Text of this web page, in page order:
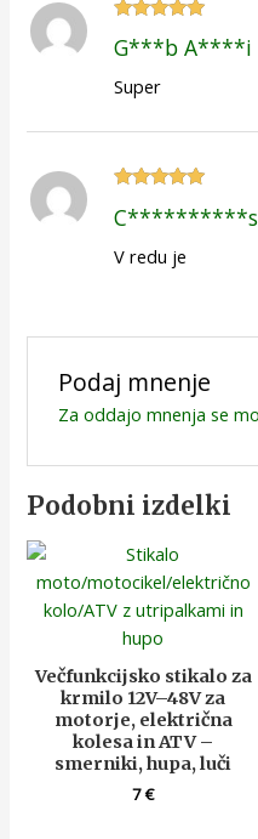
od 5
G***b A****i
Super
od 5
V redu je
Podaj mnenje
Za oddajo mnenja se
Podobni izdelki
Večfunkcijsko stikalo za
krmilo 12V–48V za
motorje, električna
kolesa in ATV –
smerniki, hupa, luči
7€